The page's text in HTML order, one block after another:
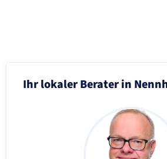
Ihr lokaler Berater in